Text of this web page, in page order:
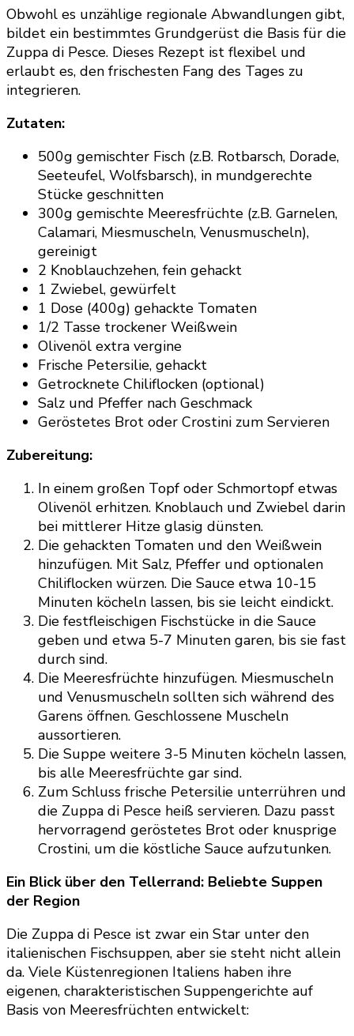
Obwohl es unzählige regionale Abwandlungen gibt,
bildet ein bestimmtes Grundgerüst die Basis für die
Zuppa di Pesce. Dieses Rezept ist flexibel und
erlaubt es, den frischesten Fang des Tages zu
integrieren.
Zutaten:
500g gemischter Fisch (z.B. Rotbarsch, Dorade,
Seeteufel, Wolfsbarsch), in mundgerechte
Stücke geschnitten
300g gemischte Meeresfrüchte (z.B. Garnelen,
Calamari, Miesmuscheln, Venusmuscheln),
gereinigt
2 Knoblauchzehen, fein gehackt
1 Zwiebel, gewürfelt
1 Dose (400g) gehackte Tomaten
1/2 Tasse trockener Weißwein
Olivenöl extra vergine
Frische Petersilie, gehackt
Getrocknete Chiliflocken (optional)
Salz und Pfeffer nach Geschmack
Geröstetes Brot oder Crostini zum Servieren
Zubereitung:
In einem großen Topf oder Schmortopf etwas
Olivenöl erhitzen. Knoblauch und Zwiebel darin
bei mittlerer Hitze glasig dünsten.
Die gehackten Tomaten und den Weißwein
hinzufügen. Mit Salz, Pfeffer und optionalen
Chiliflocken würzen. Die Sauce etwa 10-15
Minuten köcheln lassen, bis sie leicht eindickt.
Die festfleischigen Fischstücke in die Sauce
geben und etwa 5-7 Minuten garen, bis sie fast
durch sind.
Die Meeresfrüchte hinzufügen. Miesmuscheln
und Venusmuscheln sollten sich während des
Garens öffnen. Geschlossene Muscheln
aussortieren.
Die Suppe weitere 3-5 Minuten köcheln lassen,
bis alle Meeresfrüchte gar sind.
Zum Schluss frische Petersilie unterrühren und
die Zuppa di Pesce heiß servieren. Dazu passt
hervorragend geröstetes Brot oder knusprige
Crostini, um die köstliche Sauce aufzutunken.
Ein Blick über den Tellerrand: Beliebte Suppen
der Region
Die Zuppa di Pesce ist zwar ein Star unter den
italienischen Fischsuppen, aber sie steht nicht allein
da. Viele Küstenregionen Italiens haben ihre
eigenen, charakteristischen Suppengerichte auf
Basis von Meeresfrüchten entwickelt: